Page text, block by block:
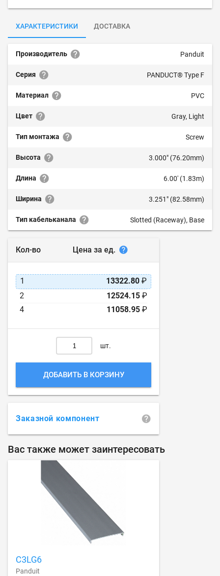
ХАРАКТЕРИСТИКИ ДОСТАВКА
Производитель Panduit
Серия PANDUCT® Type F
Материал PVC
Цвет Gray, Light
Тип монтажа Screw
Высота 3.000" (76.20mm)
Длина 6.00' (1.83m)
Ширина 3.251" (82.58mm)
Тип кабельканала Slotted (Raceway), Base
Кол-во Цена за ед.
1 13322.80 ₽
2
12524.15 ₽
4
11058.95 ₽
шт.
ДОБАВИТЬ В КОРЗИНУ
Заказной компонент
Вас также может заинтересовать
C3LG6
Panduit